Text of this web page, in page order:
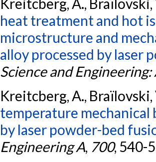
heat treatment and hot
microstructure and
alloy processed by laser
Science and Engineering:
Kreitcberg, A., Braïlovski,
temperature mechanical
by laser powder-bed
Engineering A, 700, 540-